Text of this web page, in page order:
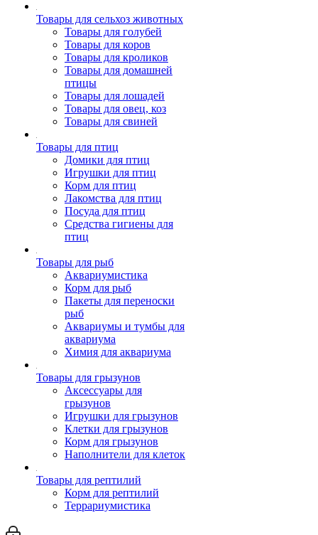
Товары для сельхоз животных
Товары для голубей
Товары для коров
Товары для кроликов
Товары для домашней
птицы
Товары для лошадей
Товары для овец, коз
Товары для свиней
Товары для птиц
Домики для птиц
Игрушки для птиц
Корм для птиц
Лакомства для птиц
Посуда для птиц
Средства гигиены для
птиц
Товары для рыб
Аквариумистика
Корм для рыб
Пакеты для переноски
рыб
Аквариумы и тумбы для
аквариума
Химия для аквариума
Товары для грызунов
Аксессуары для
грызунов
Игрушки для грызунов
Клетки для грызунов
Корм для грызунов
Наполнители для клеток
Товары для рептилий
Корм для рептилий
Террариумистика